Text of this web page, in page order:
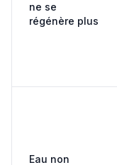
ne se
régénère plus
Eau non